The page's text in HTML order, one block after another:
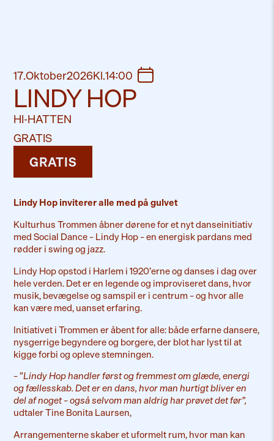
17.Oktober2026Kl.14:00
LINDY HOP
HI-HATTEN
GRATIS
GRATIS
Lindy Hop inviterer alle med på gulvet
Kulturhus Trommen åbner dørene for et nyt danseinitiativ
med Social Dance – Lindy Hop – en energisk pardans med
rødder i swing og jazz.
Lindy Hop opstod i Harlem i 1920’erne og danses i dag over
hele verden. Det er en legende og improviseret dans, hvor
musik, bevægelse og samspil er i centrum – og hvor alle
kan være med, uanset erfaring.
Initiativet i Trommen er åbent for alle: både erfarne dansere,
nysgerrige begyndere og borgere, der blot har lyst til at
kigge forbi og opleve stemningen.
– ”Lindy Hop handler først og fremmest om glæde, energi
og fællesskab. Det er en dans, hvor man hurtigt bliver en
del af noget – også selvom man aldrig har prøvet det før”,
udtaler Tine Bonita Laursen,
Arrangementerne skaber et uformelt rum, hvor man kan